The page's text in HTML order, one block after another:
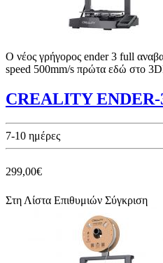
Ο νέος γρήγορος ender 3 full
speed 500mm/s πρώτα εδώ στο
CREALITY
7-10 ημέρες
299,00€
Στη Λίστα Επιθυμιών Σύγκριση